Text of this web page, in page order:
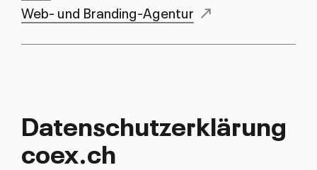
Web- und Branding-Agentur
Da­ten­schut­z­er­klä­rung
coex.ch